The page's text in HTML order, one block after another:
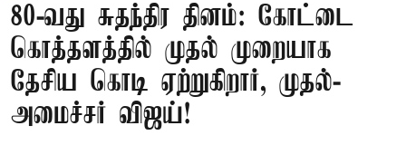
80-வது சுதந்திர தினம்: கோட்டை
கொத்தளத்தில் முதல் முறையாக
தேசிய கொடி ஏற்றுகிறார், முதல்-
அமைச்சர் விஜய்!